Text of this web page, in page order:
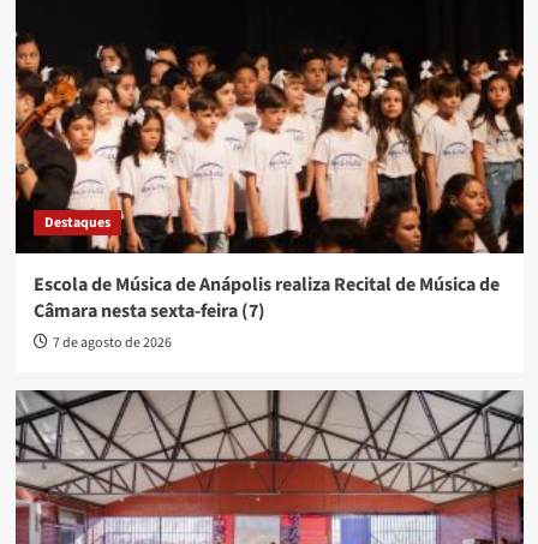
Destaques
Escola de Música de Anápolis realiza Recital de Música de
Câmara nesta sexta-feira (7)
7 de agosto de 2026